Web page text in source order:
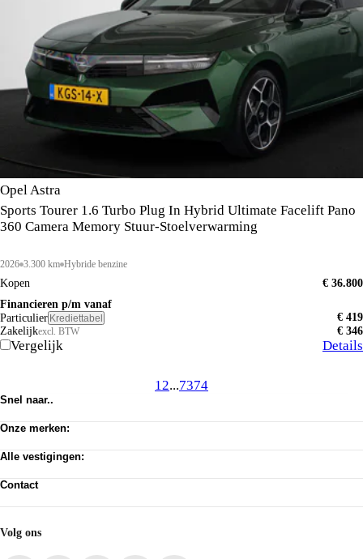
Opel Astra
Sports Tourer 1.6 Turbo Plug In Hybrid Ultimate Facelift Pano
360 Camera Memory Stuur-Stoelverwarming
2026 3.300 km Hybride benzine
Kopen
€ 36.800
Financieren p/m vanaf
Particulier Krediettabel
€ 419
Zakelijkexcl. BTW € 346
Vergelijk Details
1 2...7374
Snel naar..
Werkplaats afspraak
Privacy verklaring
Cookie toestemming wijzigen
Onze merken:
Alfa Romeo
Dongfeng
Jeep
Lancia
Alle vestigingen:
Almere Occasion
Mijdrecht
Huizen
Contact
Acties
Volg ons